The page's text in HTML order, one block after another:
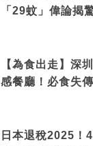
「29蚊」偉論揭
【為食出走】深
感餐廳！必食失
日本退稅2025！